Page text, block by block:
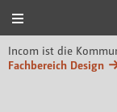
Incom ist die
Fachbereich Design